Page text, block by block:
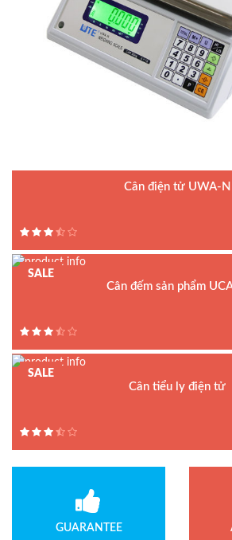
Cân điện tử UWA-N
Hãng sản xuất : UTE
Bảo hành: 1.5 năm
SALE
Cân đếm sản phẩm
Hãng sản xuất : UTE - Taiwan
Bảo hành: 1.5 năm
SALE
Cân tiểu ly điện tử
Hãng sản xuất : Jadever
GUARANTEE